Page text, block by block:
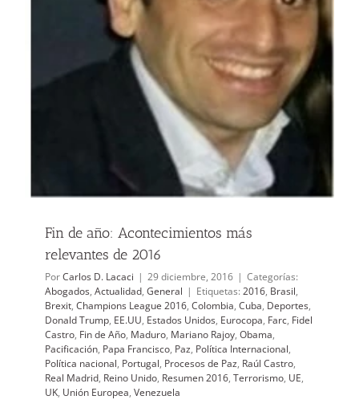
Fin de año: Acontecimientos más
relevantes de 2016
PorCarlos D. Lacaci | 29 diciembre, 2016 | Categorías:
Abogados, Actualidad, General | Etiquetas: 2016, Brasil,
Brexit, Champions League 2016, Colombia, Cuba, Deportes,
Donald Trump, EE.UU, Estados Unidos, Eurocopa, Farc, Fidel
Castro, Fin de Año, Maduro, Mariano Rajoy, Obama,
Pacificación, Papa Francisco, Paz, Política Internacional,
Política nacional, Portugal, Procesos de Paz, Raúl Castro,
Real Madrid, Reino Unido, Resumen 2016, Terrorismo, UE,
UK, Unión Europea, Venezuela